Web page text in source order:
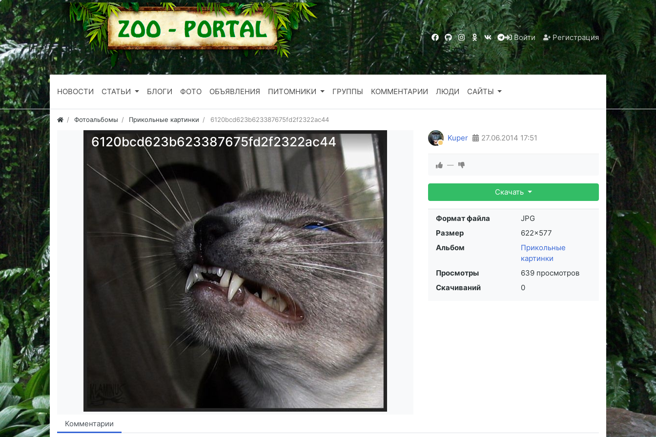
Войти Регистрация
НОВОСТИ СТАТЬИ БЛОГИ ФОТО ОБЪЯВЛЕНИЯ ПИТОМНИКИ ГРУППЫ КОММЕНТАРИИ ЛЮДИ САЙТЫ
Фотоальбомы Прикольные картинки 6120bcd623b623387675fd2f2322ac44
6120bcd623b623387675fd2f2322ac44 Kuper 27.06.2014 17:51
—
Скачать
Формат файла
JPG
Размер
622×577
Альбом
Прикольные
картинки
Просмотры
639 просмотров
Скачиваний
0
Комментарии